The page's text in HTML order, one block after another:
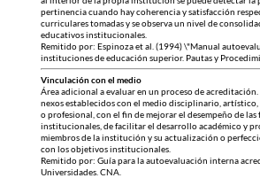
pertinencia cuando hay coherencia y satisfacción
curriculares tomadas y se observa un nivel de
educativos institucionales.
Remitido por: Espinoza et al. (1994) \"Manual
instituciones de educación superior. Pautas y
Vinculación con el medio
Área adicional a evaluar en un proceso de
nexos establecidos con el medio disciplinario,
o profesional, con el fin de mejorar el desempeño de las
institucionales, de facilitar el desarrollo académico y
miembros de la institución y su actualización o
con los objetivos institucionales.
Remitido por: Guía para la autoevaluación interna
Universidades. CNA.